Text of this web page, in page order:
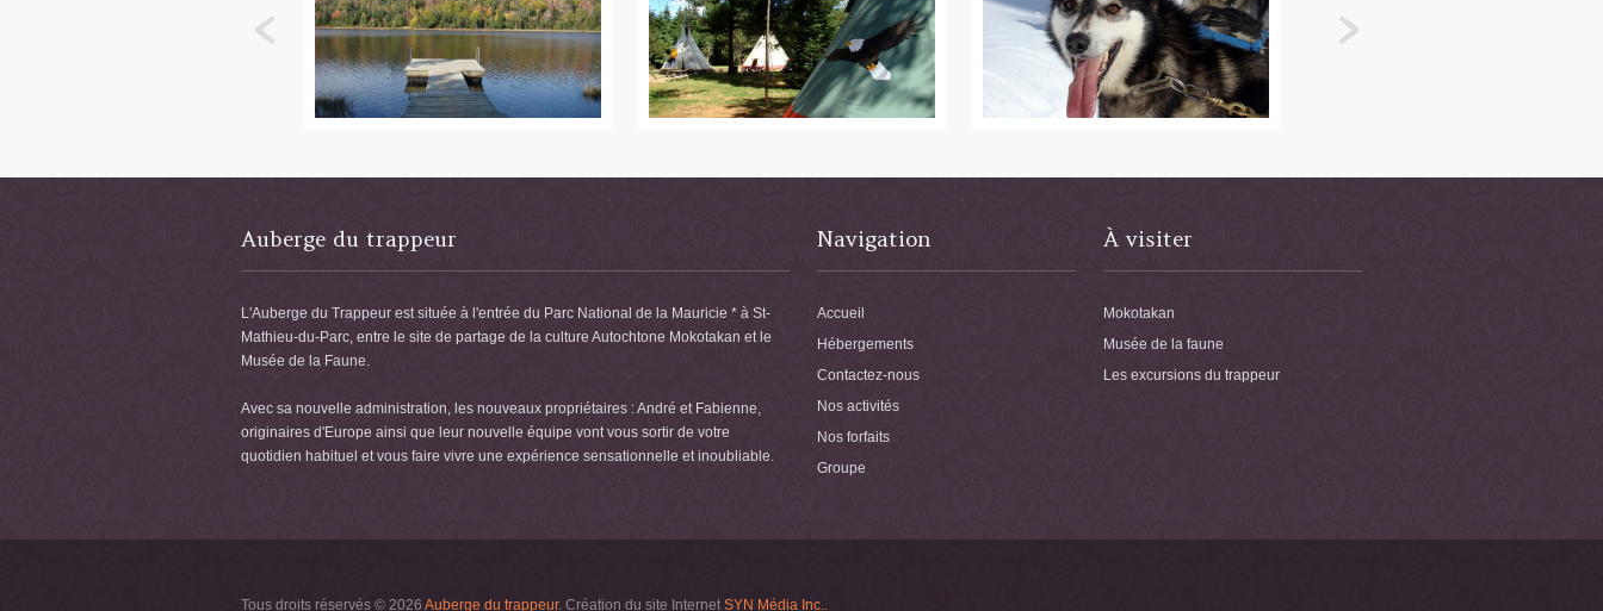
Auberge du trappeur
L'Auberge du Trappeur est située à l'entrée du Parc National de la Mauricie * à St-
Mathieu-du-Parc, entre le site de partage de la culture Autochtone Mokotakan et le
Musée de la Faune.
Avec sa nouvelle administration, les nouveaux propriétaires : André et Fabienne,
originaires d'Europe ainsi que leur nouvelle équipe vont vous sortir de votre
quotidien habituel et vous faire vivre une expérience sensationnelle et inoubliable.
Navigation
Accueil
Hébergements
Contactez-nous
Nos activités
Nos forfaits
Groupe
À visiter
Mokotakan
Musée de la faune
Les excursions du trappeur
Tous droits réservés © 2026 Auberge du trappeur. Création du site Internet SYN Média Inc..